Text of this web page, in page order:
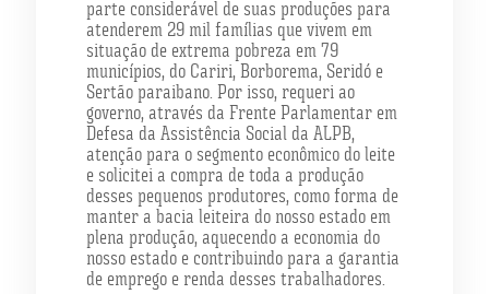
parte considerável de suas produções para
atenderem 29 mil famílias que vivem em
situação de extrema pobreza em 79
municípios, do Cariri, Borborema, Seridó e
Sertão paraibano. Por isso, requeri ao
governo, através da Frente Parlamentar em
Defesa da Assistência Social da ALPB,
atenção para o segmento econômico do leite
e solicitei a compra de toda a produção
desses pequenos produtores, como forma de
manter a bacia leiteira do nosso estado em
plena produção, aquecendo a economia do
nosso estado e contribuindo para a garantia
de emprego e renda desses trabalhadores.